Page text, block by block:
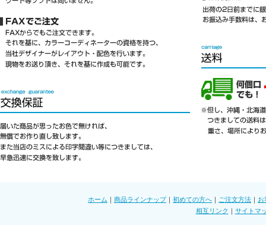
ホーム ｜ 商品ラインナップ｜ 初めての方へ ｜ ご注文方法 ｜ お
相互リンク ｜ サイトマ